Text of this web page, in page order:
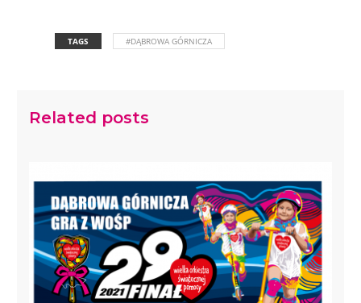
TAGS #DĄBROWA GÓRNICZA
Related posts